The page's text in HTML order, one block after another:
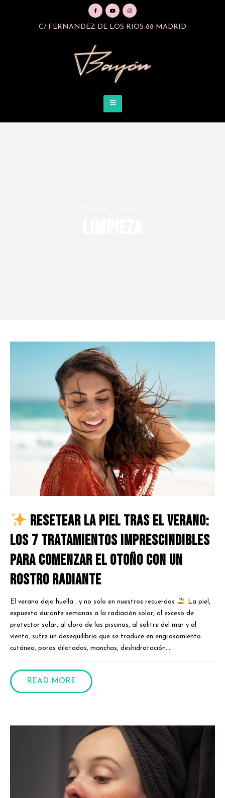
C/ FERNANDEZ DE LOS RIOS 88 MADRID
Resetear la piel tras el verano:
los 7 tratamientos imprescindibles
para comenzar el otoño con un
rostro radiante
El verano deja huella… y no solo en nuestros recuerdos
. La piel,
expuesta durante semanas a la radiación solar, al exceso de
protector solar, al cloro de las piscinas, al salitre del mar y al
viento, sufre un desequilibrio que se traduce en engrosamiento
cutáneo, poros dilatados, manchas, deshidratación...
READ MORE